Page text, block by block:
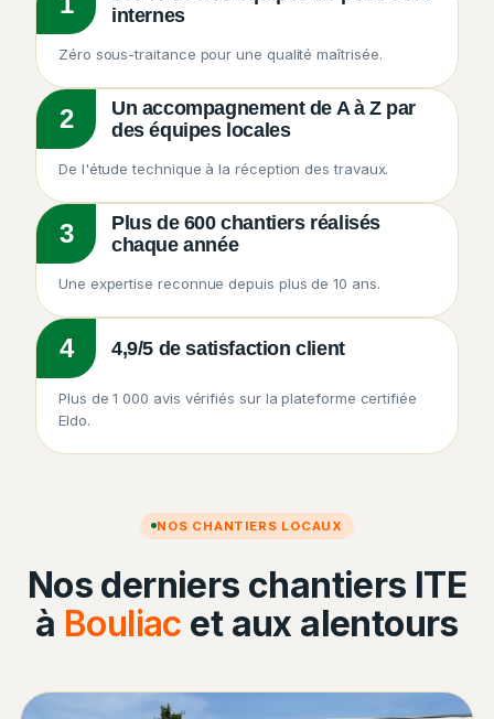
internes
Zéro sous-traitance pour une qualité maîtrisée.
2
Un accompagnement de A à Z par
des équipes locales
De l'étude technique à la réception des travaux.
3
Plus de 600 chantiers réalisés
chaque année
Une expertise reconnue depuis plus de 10 ans.
4 4,9/5 de satisfaction client
Plus de 1 000 avis vérifiés sur la plateforme certifiée
Eldo.
NOS CHANTIERS LOCAUX
Nos derniers chantiers ITE
à Bouliac et aux alentours